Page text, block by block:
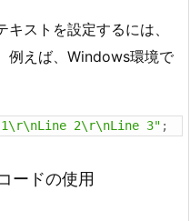
ストを設定するには、
例えば、Windows環境で
2\r\nLine 3" ;
ードの使用